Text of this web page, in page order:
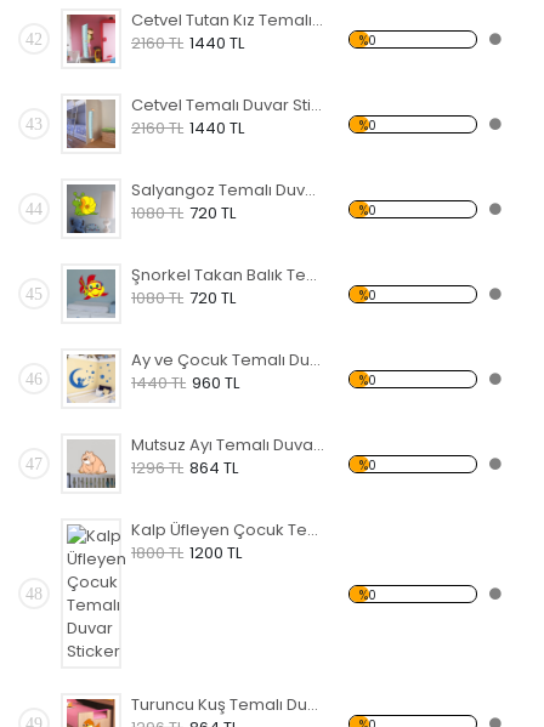
42
Cetvel Tutan Kız Temalı Duvar Sticker
2160 TL 1440 TL %0
43
Cetvel Temalı Duvar Sticker
2160 TL 1440 TL %0
44
Salyangoz Temalı Duvar Sticker
1080 TL 720 TL %0
45
Şnorkel Takan Balık Temalı Duvar Sticker
1080 TL 720 TL %0
46
Ay ve Çocuk Temalı Duvar Sticker
1440 TL 960 TL %0
47
Mutsuz Ayı Temalı Duvar Sticker
1296 TL 864 TL %0
48
Kalp Üfleyen Çocuk Temalı Duvar Sticker
1800 TL 1200 TL
%0
Turuncu Kuş Temalı Duvar Sticker